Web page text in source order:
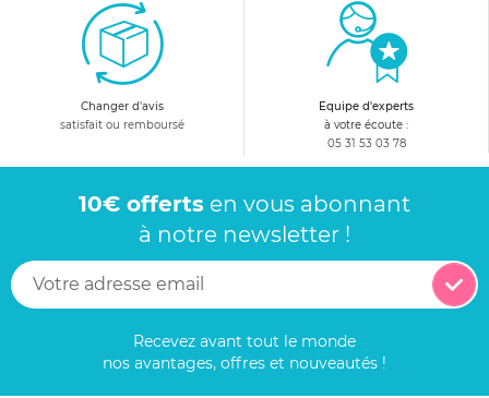
Changer d'avis
satisfait ou remboursé
Equipe d'experts
à votre écoute :
05 31 53 03 78
10€ offerts en vous abonnant
à notre newsletter !
Recevez avant tout le monde
nos avantages, offres et nouveautés !